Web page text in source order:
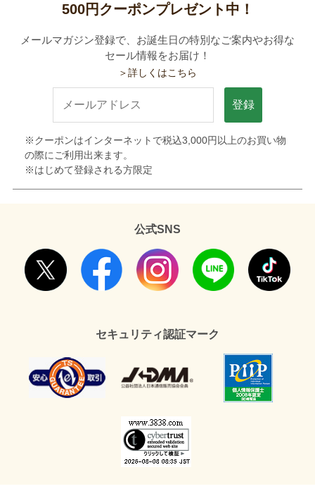
500円クーポンプレゼント中！
メールマガジン登録で、お誕生日の特別なご案内やお得な
セール情報をお届け！
＞詳しくはこちら
登録
※クーポンはインターネットで税込3,000円以上のお買い物
の際にご利用出来ます。
※はじめて登録される方限定
公式SNS
セキュリティ認証マーク